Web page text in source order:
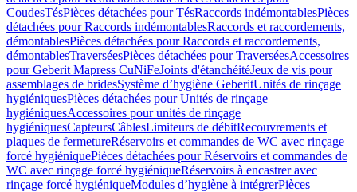
CoudesTésPièces détachées pour TésRaccords indémontablesPièces
détachées pour Raccords indémontablesRaccords et raccordements,
démontablesPièces détachées pour Raccords et raccordements,
démontablesTraverséesPièces détachées pour TraverséesAccessoires
pour Geberit Mapress CuNiFeJoints d'étanchéitéJeux de vis pour
assemblages de bridesSystème d’hygiène GeberitUnités de rinçage
hygiéniquesPièces détachées pour Unités de rinçage
hygiéniquesAccessoires pour unités de rinçage
hygiéniquesCapteursCâblesLimiteurs de débitRecouvrements et
plaques de fermetureRéservoirs et commandes de WC avec rinçage
forcé hygiéniquePièces détachées pour Réservoirs et commandes de
WC avec rinçage forcé hygiéniqueRéservoirs à encastrer avec
rinçage forcé hygiéniqueModules d’hygiène à intégrerPièces